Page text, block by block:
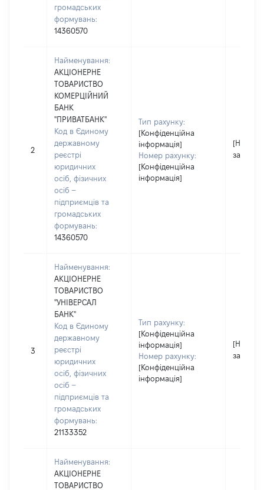
громадських
формувань:
14360570
2
Найменування:
АКЦІОНЕРНЕ
ТОВАРИСТВО
КОМЕРЦІЙНИЙ
БАНК
"ПРИВАТБАНК"
Код в Єдиному
державному
реєстрі
юридичних
осіб, фізичних
осіб –
підприємців та
громадських
формувань:
14360570
Тип рахунку:
[Конфіденційна
інформація]
Номер рахунку:
[Конфіденційна
інформація]
[Не
3
Найменування:
АКЦІОНЕРНЕ
ТОВАРИСТВО
"УНІВЕРСАЛ
БАНК"
Код в Єдиному
державному
реєстрі
юридичних
осіб, фізичних
осіб –
підприємців та
громадських
формувань:
21133352
Тип рахунку:
[Конфіденційна
інформація]
Номер рахунку:
[Конфіденційна
інформація]
[Не
Найменування:
АКЦІОНЕРНЕ
ТОВАРИСТВО